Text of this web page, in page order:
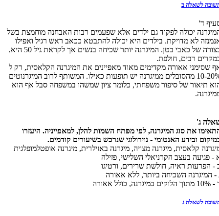
לשאלה ב
ד'
יכולה לפקוד גם ילדים אלא שפעמים רבות האבחנה מוחמצת בשל
לא מדויקת. בילדים היא יכולה להתבטא ככאב ראש רגיל ואפילו
בצורה של כאבי בטן. המיגרנה יותר שכיחה בנשים אך לקראת גיל 50 היא,
רבים, חולפת.
שסימני אאורה מקדימים מאוד מאפיינים את המיגרנה הקלאסית, רק ל
10-20% מהסובלים ממיגרנה יש תופעות כאילו. המשותף לרוב המיגרנוטים
תיאור של סיפור משפחתי, כלומר ציון שמשהו במשפחה סבל אף הוא
ג'
את סוג המיגרנה, לפי מפתח השמות להלן, למאפייניה. היעזרו
ובידע האנטומי - נוירולוגי שנרכש בשיעורים קודמים.
קלאסית, מיגרנה מצויה, מיגרנה באזילרית, מיגרנה אופטלמופלגית
- פגיעה בעצב הקרניאלי השלישי, פזילה
- הפרעות ראיה, חולשת שרירים, ורטיגו
- המיגרנה השכיחה ביותר, ללא אאורה
במיגרנה, כולל אאורה
לשאלה ג